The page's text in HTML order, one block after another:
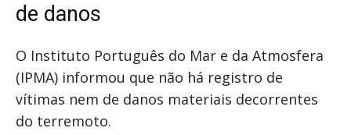
de danos
O Instituto Português do Mar e da Atmosfera
(IPMA) informou que não há registro de
vítimas nem de danos materiais decorrentes
do terremoto.